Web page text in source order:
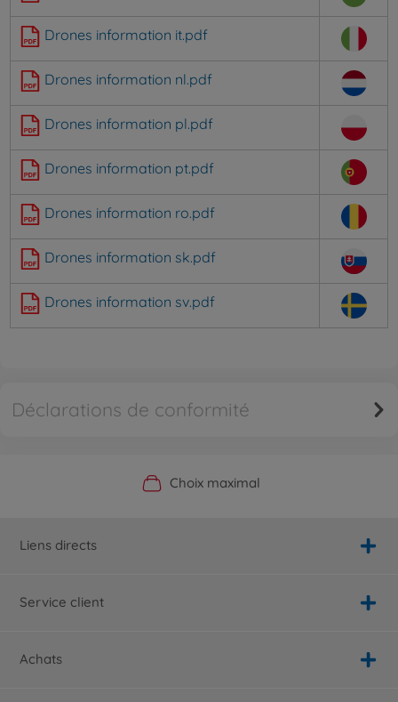
Drones information it.pdf
Drones information nl.pdf
Drones information pl.pdf
Drones information pt.pdf
Drones information ro.pdf
Drones information sk.pdf
Drones information sv.pdf
Déclarations de conformité
Boutique officielle du fabricant
Choix maximal
Service personnalisé
Livraison rapide
Liens directs
Service client
Achats